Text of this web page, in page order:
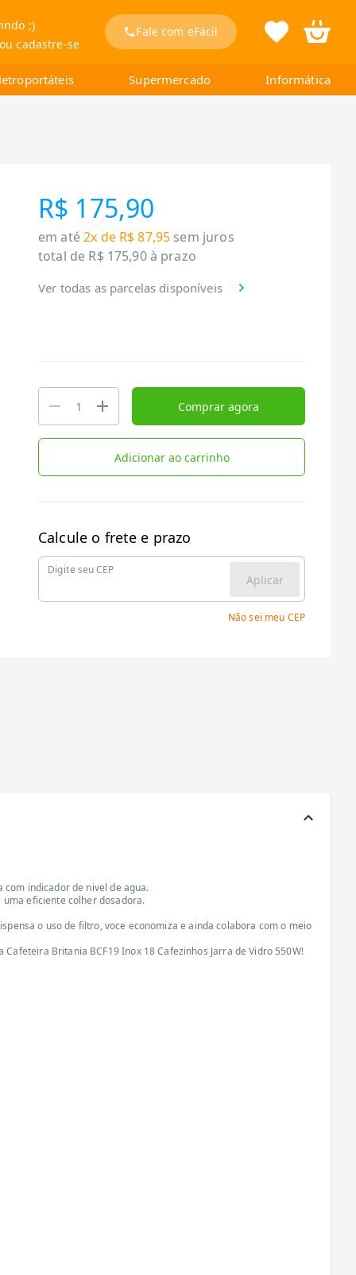
;)
cadastre-se
Fale com eFácil
Supermercado Informática
R$ 175,90
em até2x de R$ 87,95 sem juros
total de R$ 175,90à prazo
Ver todas as parcelas disponíveis
Comprar agora
Adicionar ao carrinho
Calcule o frete e prazo
Digite seu CEP
Aplicar
Não sei meu CEP
indicador de nivel de agua.
eficiente colher dosadora.
o uso de filtro, voce economiza e ainda colabora com o meio
Britania BCF19 Inox 18 Cafezinhos Jarra de Vidro 550W!